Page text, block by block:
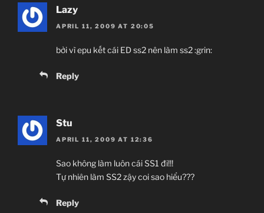
Lazy
APRIL 11, 2009 AT 20:05
bởi vì epu kết cái ED ss2 nên làm ss2 :grin:
Reply
Stu
APRIL 11, 2009 AT 12:36
Sao không làm luôn cái SS1 đi!!!
Tự nhiên làm SS2 zậy coi sao hiểu???
Reply